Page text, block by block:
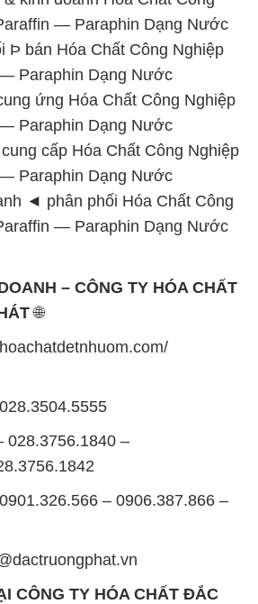
— Paraphin Dạng Nước
Þ bán Hóa Chất Công Nghiệp
Paraphin Dạng Nước
ứng Hóa Chất Công Nghiệp
Paraphin Dạng Nước
cấp Hóa Chất Công Nghiệp
Paraphin Dạng Nước
◄ phân phối Hóa Chất Công
— Paraphin Dạng Nước
– CÔNG TY HÓA CHẤT
🌐
028.3756.1840 –
– 0906.387.866 –
CÔNG TY HÓA CHẤT ĐẮC